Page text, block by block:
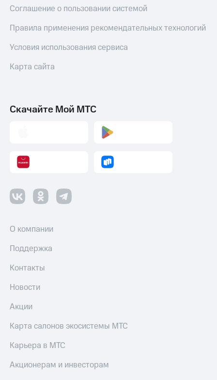
Соглашение о пользовании системой
Правила применения рекомендательных технологий
Условия использования сервиса
Карта сайта
Скачайте Мой МТС
О компании
Поддержка
Контакты
Новости
Акции
Карта салонов экосистемы МТС
Карьера в МТС
Акционерам и инвесторам